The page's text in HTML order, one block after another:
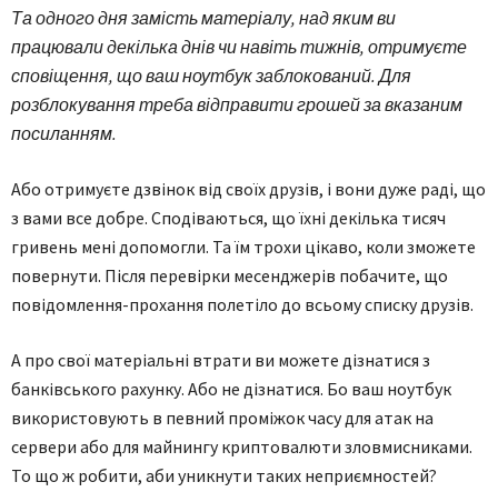
Та одного дня замість матеріалу, над яким ви
працювали декілька днів чи навіть тижнів, отримуєте
сповіщення, що ваш ноутбук заблокований. Для
розблокування треба відправити грошей за вказаним
посиланням.
Або отримуєте дзвінок від своїх друзів, і вони дуже раді, що
з вами все добре. Сподіваються, що їхні декілька тисяч
гривень мені допомогли. Та їм трохи цікаво, коли зможете
повернути. Після перевірки месенджерів побачите, що
повідомлення-прохання полетіло до всьому списку друзів.
А про свої матеріальні втрати ви можете дізнатися з
банківського рахунку. Або не дізнатися. Бо ваш ноутбук
використовують в певний проміжок часу для атак на
сервери або для майнингу криптовалюти зловмисниками.
То що ж робити, аби уникнути таких неприємностей?